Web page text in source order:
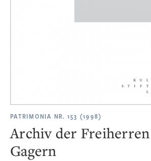
PATRIMONIA NR. 153 (1998)
Archiv der
Gagern